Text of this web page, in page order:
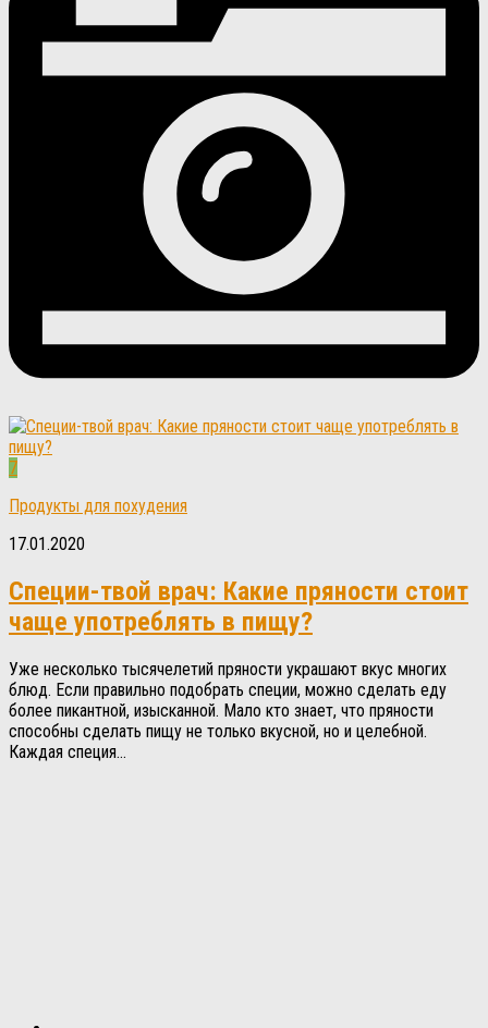
7
Продукты для похудения
17.01.2020
Специи-твой врач: Какие пряности стоит
чаще употреблять в пищу?
Уже несколько тысячелетий пряности украшают вкус многих
блюд. Если правильно подобрать специи, можно сделать еду
более пикантной, изысканной. Мало кто знает, что пряности
способны сделать пищу не только вкусной, но и целебной.
Каждая специя...